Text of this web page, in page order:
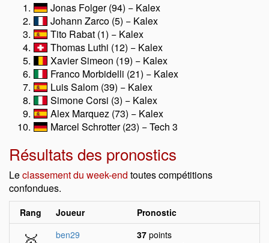
Jonas Folger (94) − Kalex
Johann Zarco (5) − Kalex
Tito Rabat (1) − Kalex
Thomas Luthi (12) − Kalex
Xavier Simeon (19) − Kalex
Franco Morbidelli (21) − Kalex
Luis Salom (39) − Kalex
Simone Corsi (3) − Kalex
Alex Marquez (73) − Kalex
Marcel Schrotter (23) − Tech 3
Résultats des pronostics
Leclassement du week-end toutes compétitions
confondues.
Rang Joueur Pronostic
ben29 37 points